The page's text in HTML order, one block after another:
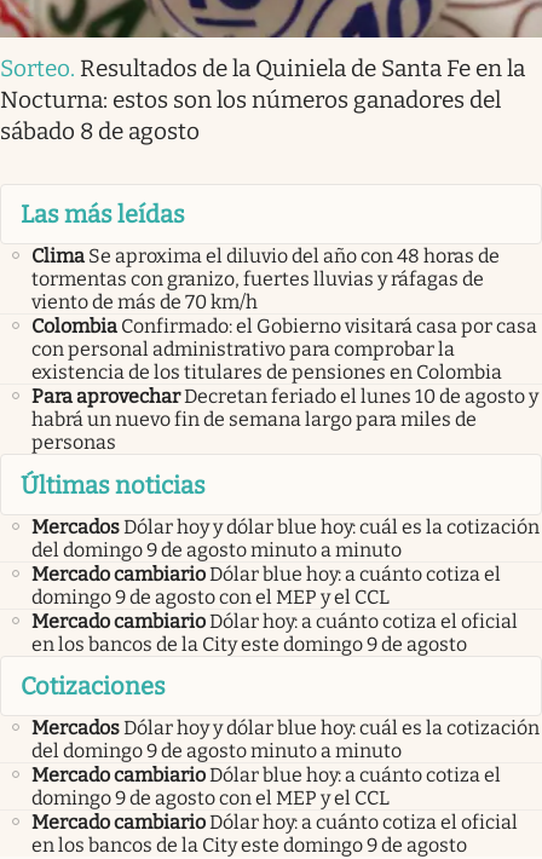
Sorteo. Resultados de la Quiniela de Santa Fe en la
Nocturna: estos son los números ganadores del
sábado 8 de agosto
Las más leídas
Clima Se aproxima el diluvio del año con 48 horas de
tormentas con granizo, fuertes lluvias y ráfagas de
viento de más de 70 km/h
Colombia Confirmado: el Gobierno visitará casa por casa
con personal administrativo para comprobar la
existencia de los titulares de pensiones en Colombia
Para aprovecharDecretan feriado el lunes 10 de agosto y
habrá un nuevo fin de semana largo para miles de
personas
Últimas noticias
MercadosDólar hoy y dólar blue hoy: cuál es la cotización
del domingo 9 de agosto minuto a minuto
Mercado cambiarioDólar blue hoy: a cuánto cotiza el
domingo 9 de agosto con el MEP y el CCL
Mercado cambiarioDólar hoy: a cuánto cotiza el oficial
en los bancos de la City este domingo 9 de agosto
Cotizaciones
MercadosDólar hoy y dólar blue hoy: cuál es la cotización
del domingo 9 de agosto minuto a minuto
Mercado cambiarioDólar blue hoy: a cuánto cotiza el
domingo 9 de agosto con el MEP y el CCL
Mercado cambiarioDólar hoy: a cuánto cotiza el oficial
en los bancos de la City este domingo 9 de agosto